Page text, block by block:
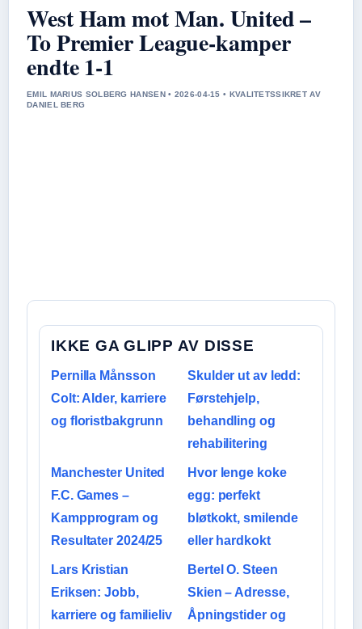
West Ham mot Man. United –
To Premier League-kamper
endte 1-1
EMIL MARIUS SOLBERG HANSEN • 2026-04-15 • KVALITETSSIKRET AV
DANIEL BERG
IKKE GA GLIPP AV DISSE
Pernilla Månsson
Colt: Alder, karriere
og floristbakgrunn
Skulder ut av ledd:
Førstehjelp,
behandling og
rehabilitering
Manchester United
F.C. Games –
Kampprogram og
Resultater 2024/25
Hvor lenge koke
egg: perfekt
bløtkokt, smilende
eller hardkokt
Lars Kristian
Eriksen: Jobb,
karriere og familieliv
Bertel O. Steen
Skien – Adresse,
Åpningstider og